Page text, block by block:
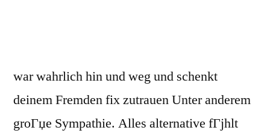
war wahrlich hin und weg und schenkt
deinem Fremden fix zutrauen Unter anderem
groГџe Sympathie. Alles alternative fГјhlt